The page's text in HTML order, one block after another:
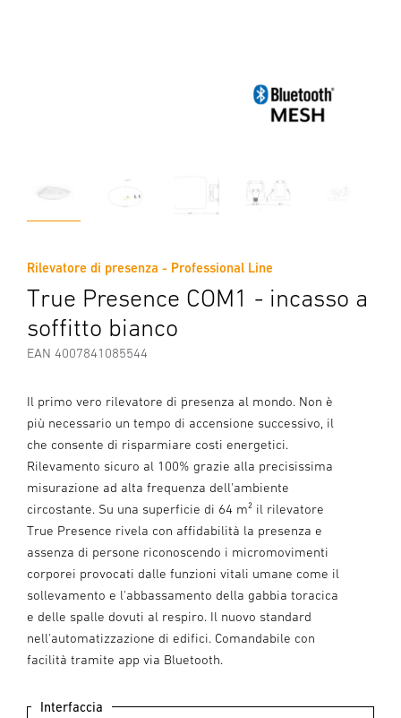
Rilevatore di presenza - Professional Line
True Presence COM1 - incasso a
soffitto bianco
EAN 4007841085544
Il primo vero rilevatore di presenza al mondo. Non è
più necessario un tempo di accensione successivo, il
che consente di risparmiare costi energetici.
Rilevamento sicuro al 100% grazie alla precisissima
misurazione ad alta frequenza dell'ambiente
circostante. Su una superficie di 64 m² il rilevatore
True Presence rivela con affidabilità la presenza e
assenza di persone riconoscendo i micromovimenti
corporei provocati dalle funzioni vitali umane come il
sollevamento e l'abbassamento della gabbia toracica
e delle spalle dovuti al respiro. Il nuovo standard
nell'automatizzazione di edifici. Comandabile con
facilità tramite app via Bluetooth.
Interfaccia